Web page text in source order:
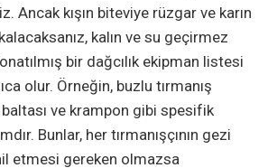
Ancak kışın biteviye rüzgar ve karın
kalın ve su geçirmez
bir dağcılık ekipman listesi
olur. Örneğin, buzlu tırmanış
ve krampon gibi spesifik
Bunlar, her tırmanışçının gezi
etmesi gereken olmazsa